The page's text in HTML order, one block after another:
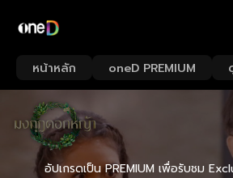
หน้าหลัก oneD PREMIUM
อัปเกรดเป็น PREMIUM เพื่อรับชม